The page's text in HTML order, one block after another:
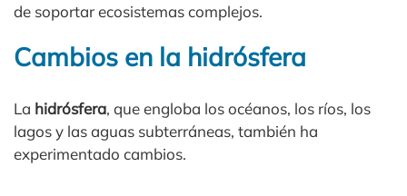
de soportar ecosistemas complejos.
Cambios en la hidrósfera
La hidrósfera, que engloba los océanos, los ríos, los
lagos y las aguas subterráneas, también ha
experimentado cambios.